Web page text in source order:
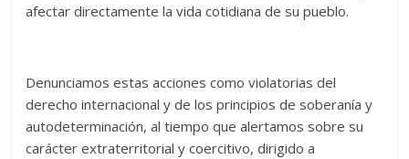
afectar directamente la vida cotidiana de su pueblo.
Denunciamos estas acciones como violatorias del
derecho internacional y de los principios de soberanía y
autodeterminación, al tiempo que alertamos sobre su
carácter extraterritorial y coercitivo, dirigido a